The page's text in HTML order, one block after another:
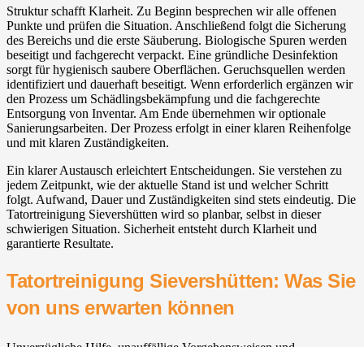
Struktur schafft Klarheit. Zu Beginn besprechen wir alle offenen
Punkte und prüfen die Situation. Anschließend folgt die Sicherung
des Bereichs und die erste Säuberung. Biologische Spuren werden
beseitigt und fachgerecht verpackt. Eine gründliche Desinfektion
sorgt für hygienisch saubere Oberflächen. Geruchsquellen werden
identifiziert und dauerhaft beseitigt. Wenn erforderlich ergänzen wir
den Prozess um Schädlingsbekämpfung und die fachgerechte
Entsorgung von Inventar. Am Ende übernehmen wir optionale
Sanierungsarbeiten. Der Prozess erfolgt in einer klaren Reihenfolge
und mit klaren Zuständigkeiten.
Ein klarer Austausch erleichtert Entscheidungen. Sie verstehen zu
jedem Zeitpunkt, wie der aktuelle Stand ist und welcher Schritt
folgt. Aufwand, Dauer und Zuständigkeiten sind stets eindeutig. Die
Tatortreinigung Sievershütten wird so planbar, selbst in dieser
schwierigen Situation. Sicherheit entsteht durch Klarheit und
garantierte Resultate.
Tatortreinigung Sievershütten: Was Sie
von uns erwarten können